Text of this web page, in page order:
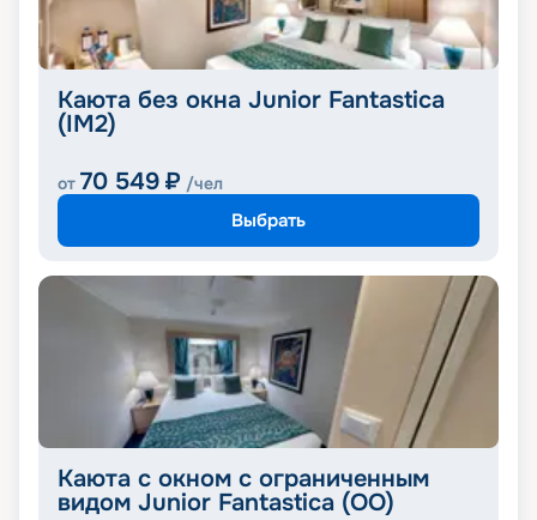
Каюта без окна Junior Fantastica
(IM2)
от 70 549 ₽ /чел
Выбрать
Каюта с окном с ограниченным
видом Junior Fantastica (OO)